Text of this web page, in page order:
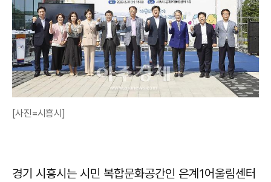
[사진=시흥시]
경기 시흥시는 시민 복합문화공간인 은계1어울림센터